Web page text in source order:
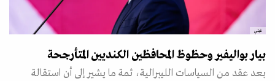
غيتي
بيار بواليفير وحظوظ المحافظين الكنديين المتأرجحة
بعد عقد من السياسات الليبرالية، ثمة ما يشير إلى أن استقالة